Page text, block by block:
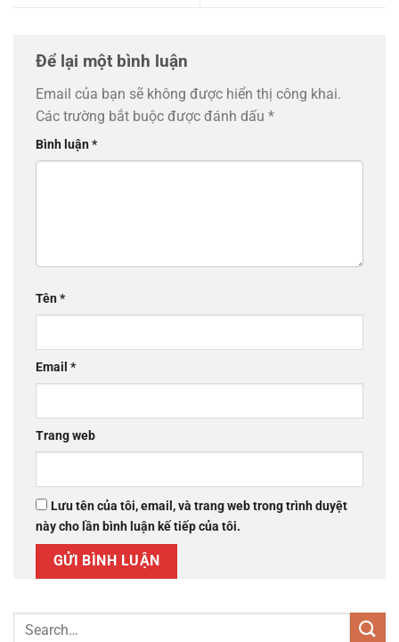
Để lại một bình luận
Email của bạn sẽ không được hiển thị công khai.
Các trường bắt buộc được đánh dấu *
Bình luận*
Tên*
Email *
Trang web
Lưu tên của tôi, email, và trang web trong trình duyệt
này cho lần bình luận kế tiếp của tôi.